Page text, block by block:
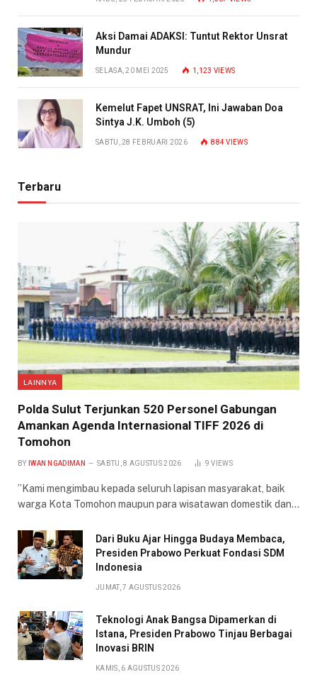
Aksi Damai ADAKSI: Tuntut Rektor Unsrat
Mundur
SELASA, 20 MEI 2025 1,123 VIEWS
Kemelut Fapet UNSRAT, Ini Jawaban Doa
Sintya J.K. Umboh (5)
SABTU, 28 FEBRUARI 2026 884VIEWS
Terbaru
LAINNYA
​Polda Sulut Terjunkan 520 Personel Gabungan
Amankan Agenda Internasional TIFF 2026 di
Tomohon
BY IWAN NGADIMAN SABTU, 8 AGUSTUS 2026 9VIEWS
​”Kami mengimbau kepada seluruh lapisan masyarakat, baik
warga Kota Tomohon maupun para wisatawan domestik dan…
Dari Buku Ajar Hingga Budaya Membaca,
Presiden Prabowo Perkuat Fondasi SDM
Indonesia
JUMAT, 7 AGUSTUS 2026
Teknologi Anak Bangsa Dipamerkan di
Istana, Presiden Prabowo Tinjau Berbagai
Inovasi BRIN
KAMIS, 6 AGUSTUS 2026